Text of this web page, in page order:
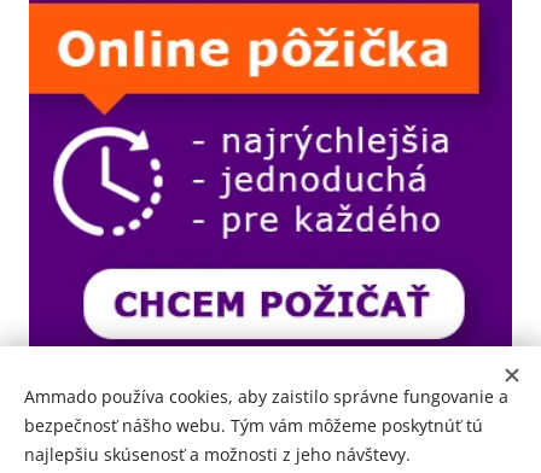
Ammado používa cookies, aby zaistilo správne fungovanie a
bezpečnosť nášho webu. Tým vám môžeme poskytnúť tú
najlepšiu skúsenosť a možnosti z jeho návštevy.